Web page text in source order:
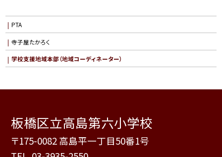
PTA
寺子屋たかろく
学校支援地域本部（地域コーディネーター）
板橋区立高島第六小学校
〒175-0082 高島平一丁目50番1号